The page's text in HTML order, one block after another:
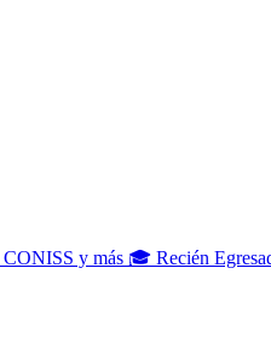
CONISS y más 🎓 Recién